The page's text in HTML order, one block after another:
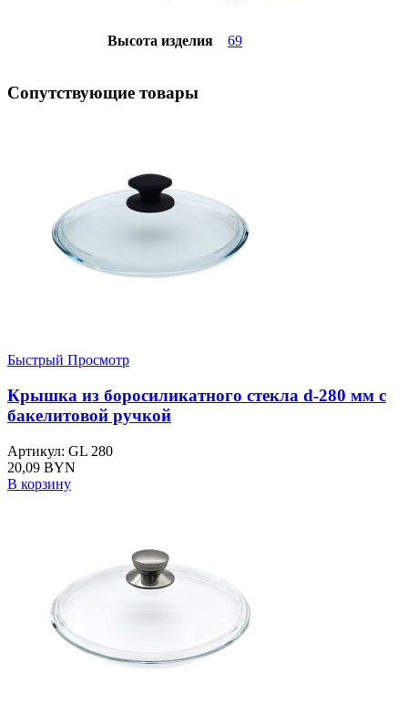
Высота изделия 69
Сопутствующие товары
Быстрый Просмотр
Крышка из боросиликатного стекла d-280 мм с
бакелитовой ручкой
Артикул: GL 280
20,09 BYN
В корзину